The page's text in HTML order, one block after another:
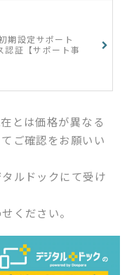
期設定サポート
証【サポート事
とは価格が異なる
ご確認をお願いい
ルドックにて受け
ください。